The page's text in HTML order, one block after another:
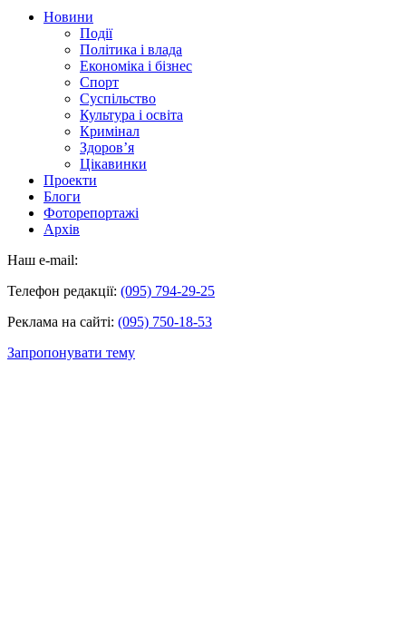
Новини
Події
Політика і влада
Економіка і бізнес
Спорт
Суспільство
Культура і освіта
Кримінал
Здоров’я
Цікавинки
Проекти
Блоги
Фоторепортажі
Архів
Наш e-mail:
Телефон редакції: (095) 794-29-25
Реклама на сайті: (095) 750-18-53
Запропонувати тему